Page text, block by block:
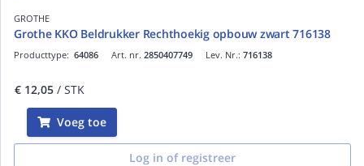
GROTHE
Grothe KKO Beldrukker Rechthoekig opbouw zwart 716138
Art. nr. 2850407749
Producttype: 64086 Lev. Nr.: 716138
€ 12,05 / STK
Voeg toe
Log in of registreer